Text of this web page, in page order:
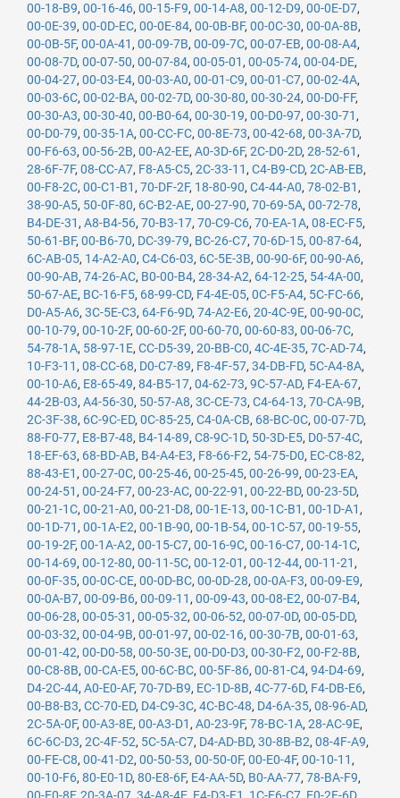
00-18-B9, 00-16-46, 00-15-F9, 00-14-A8, 00-12-D9, 00-0E-D7,
00-0E-39, 00-0D-EC, 00-0E-84, 00-0B-BF, 00-0C-30, 00-0A-8B,
00-0B-5F, 00-0A-41 , 00-09-7B, 00-09-7C, 00-07-EB, 00-08-A4,
00-08-7D, 00-07-50, 00-07-84, 00-05-01 , 00-05-74, 00-04-DE,
00-04-27, 00-03-E4, 00-03-A0, 00-01-C9, 00-01-C7, 00-02-4A,
00-03-6C, 00-02-BA, 00-02-7D, 00-30-80, 00-30-24, 00-D0-FF,
00-30-A3, 00-30-40, 00-B0-64, 00-30-19, 00-D0-97, 00-30-71 ,
00-D0-79, 00-35-1A, 00-CC-FC, 00-8E-73, 00-42-68, 00-3A-7D,
00-F6-63, 00-56-2B, 00-A2-EE, A0-3D-6F, 2C-D0-2D, 28-52-61 ,
28-6F-7F, 08-CC-A7, F8-A5-C5, 2C-33-11 , C4-B9-CD, 2C-AB-EB,
00-F8-2C, 00-C1-B1 , 70-DF-2F, 18-80-90, C4-44-A0, 78-02-B1 ,
38-90-A5, 50-0F-80, 6C-B2-AE, 00-27-90, 70-69-5A, 00-72-78,
B4-DE-31 , A8-B4-56, 70-B3-17, 70-C9-C6, 70-EA-1A, 08-EC-F5,
50-61-BF, 00-B6-70, DC-39-79, BC-26-C7, 70-6D-15, 00-87-64,
6C-AB-05, 14-A2-A0, C4-C6-03, 6C-5E-3B, 00-90-6F, 00-90-A6,
00-90-AB, 74-26-AC, B0-00-B4, 28-34-A2, 64-12-25, 54-4A-00,
50-67-AE, BC-16-F5, 68-99-CD, F4-4E-05, 0C-F5-A4, 5C-FC-66,
D0-A5-A6, 3C-5E-C3, 64-F6-9D, 74-A2-E6, 20-4C-9E, 00-90-0C,
00-10-79, 00-10-2F, 00-60-2F, 00-60-70, 00-60-83, 00-06-7C,
54-78-1A, 58-97-1E, CC-D5-39, 20-BB-C0, 4C-4E-35, 7C-AD-74,
10-F3-11 , 08-CC-68, D0-C7-89, F8-4F-57, 34-DB-FD, 5C-A4-8A,
00-10-A6, E8-65-49, 84-B5-17, 04-62-73, 9C-57-AD, F4-EA-67,
44-2B-03, A4-56-30, 50-57-A8, 3C-CE-73, C4-64-13, 70-CA-9B,
2C-3F-38, 6C-9C-ED, 0C-85-25, C4-0A-CB, 68-BC-0C, 00-07-7D,
88-F0-77, E8-B7-48, B4-14-89, C8-9C-1D, 50-3D-E5, D0-57-4C,
18-EF-63, 68-BD-AB, B4-A4-E3, F8-66-F2, 54-75-D0, EC-C8-82,
88-43-E1 , 00-27-0C, 00-25-46, 00-25-45, 00-26-99, 00-23-EA,
00-24-51 , 00-24-F7, 00-23-AC, 00-22-91 , 00-22-BD, 00-23-5D,
00-21-1C, 00-21-A0, 00-21-D8, 00-1E-13, 00-1C-B1 , 00-1D-A1 ,
00-1D-71 , 00-1A-E2, 00-1B-90, 00-1B-54, 00-1C-57, 00-19-55,
00-19-2F, 00-1A-A2, 00-15-C7, 00-16-9C, 00-16-C7, 00-14-1C,
00-14-69, 00-12-80, 00-11-5C, 00-12-01 , 00-12-44, 00-11-21 ,
00-0F-35, 00-0C-CE, 00-0D-BC, 00-0D-28, 00-0A-F3, 00-09-E9,
00-0A-B7, 00-09-B6, 00-09-11 , 00-09-43, 00-08-E2, 00-07-B4,
00-06-28, 00-05-31 , 00-05-32, 00-06-52, 00-07-0D, 00-05-DD,
00-03-32, 00-04-9B, 00-01-97, 00-02-16, 00-30-7B, 00-01-63,
00-01-42, 00-D0-58, 00-50-3E, 00-D0-D3, 00-30-F2, 00-F2-8B,
00-C8-8B, 00-CA-E5, 00-6C-BC, 00-5F-86, 00-81-C4, 94-D4-69,
D4-2C-44, A0-E0-AF, 70-7D-B9, EC-1D-8B, 4C-77-6D, F4-DB-E6,
00-B8-B3, CC-70-ED, D4-C9-3C, 4C-BC-48, D4-6A-35, 08-96-AD,
2C-5A-0F, 00-A3-8E, 00-A3-D1 , A0-23-9F, 78-BC-1A, 28-AC-9E,
6C-6C-D3, 2C-4F-52, 5C-5A-C7, D4-AD-BD, 30-8B-B2, 08-4F-A9,
00-FE-C8, 00-41-D2, 00-50-53, 00-50-0F, 00-E0-4F, 00-10-11 ,
00-10-F6, 80-E0-1D, 80-E8-6F, E4-AA-5D, B0-AA-77, 78-BA-F9,